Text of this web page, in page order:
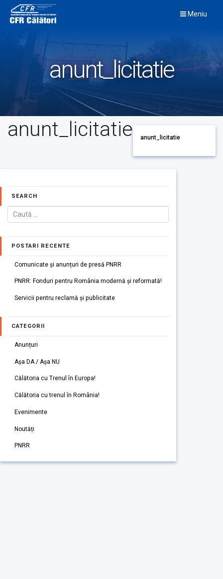
content
Meniu
anunt_licitatie
anunt_licitatie anunt_licitatie
SEARCH
POSTARI RECENTE
Comunicate și anunțuri de presă PNRR
PNRR: Fonduri pentru România modernă și reformată!
Servicii pentru reclamă și publicitate
CATEGORII
Anunțuri
Așa DA / Așa NU
Călătoria cu Trenul în Europa!
Călătoria cu trenul în România!
Evenimente
Noutăți
PNRR